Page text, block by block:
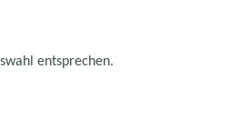
entsprechen.